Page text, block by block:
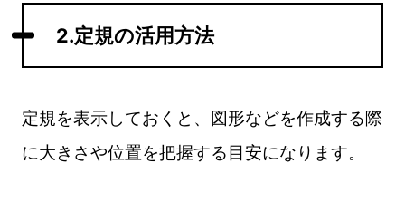
2.定規の活用方法
定規を表示しておくと、図形などを作成する際
に大きさや位置を把握する目安になります。